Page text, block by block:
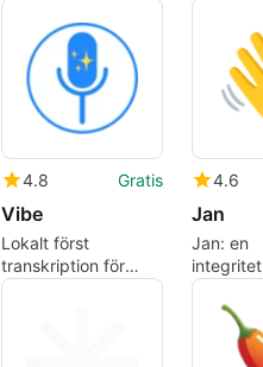
för aktiva
4.8 Gratis
Vibe
Lokalt först
transkription för
macOS med offline
4.6
Jan
Jan: en
lokal
arbete
enheten